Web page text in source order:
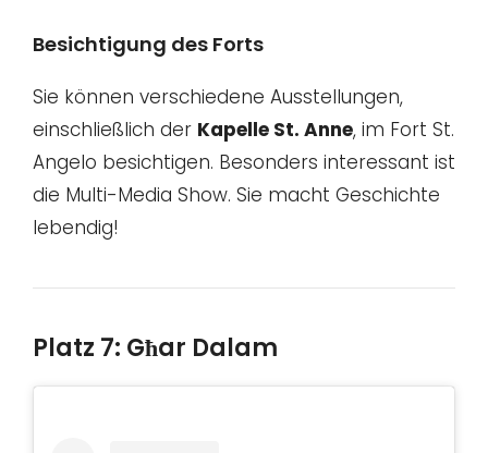
Besichtigung des Forts
Sie können verschiedene Ausstellungen,
einschließlich der Kapelle St. Anne, im Fort St.
Angelo besichtigen. Besonders interessant ist
die Multi-Media Show. Sie macht Geschichte
lebendig!
Platz 7: Għar Dalam